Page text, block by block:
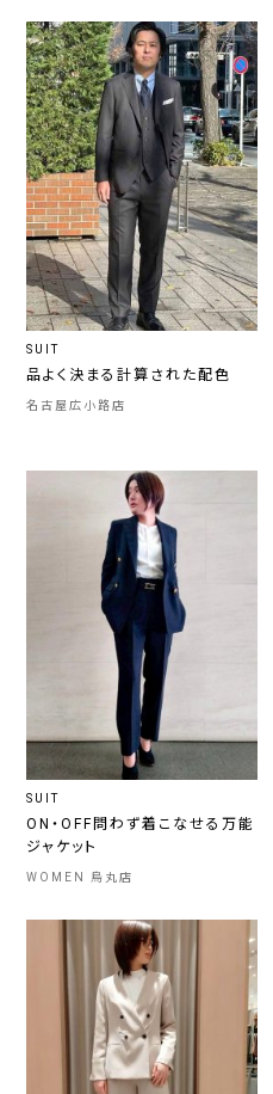
SUIT
品よく決まる計算された配色
名古屋広小路店
SUIT
ON・OFF問わず着こなせる万能
ジャケット
WOMEN 烏丸店